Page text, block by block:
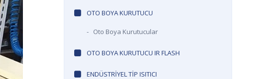
OTO BOYA KURUTUCU
- Oto Boya Kurutucular
OTO BOYA KURUTUCU IR FLASH
ENDÜSTRIYEL TIP ISITICI